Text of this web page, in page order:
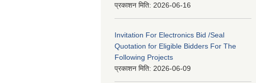
प्रकाशन मिति: 2026-06-16
Invitation For Electronics Bid /Seal
Quotation for Eligible Bidders For The
Following Projects
प्रकाशन मिति: 2026-06-09